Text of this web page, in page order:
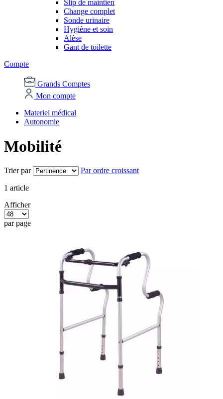
Slip de maintien
Change complet
Sonde urinaire
Hygiène et soin
Alèse
Gant de toilette
Compte
Grands Comptes
Mon compte
Materiel médical
Autonomie
Mobilité
Trier par Par ordre croissant
1 article
Afficher
par page